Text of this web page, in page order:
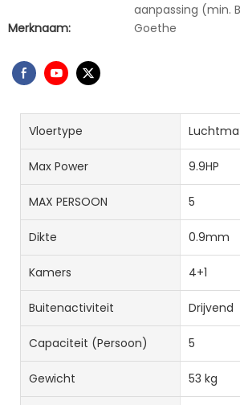
aanpassing (min.
Merknaam:
Goethe
Vloertype
Max Power 9.9HP
MAX PERSOON 5
Dikte 0.9mm
Kamers 4+1
Buitenactiviteit Drijvend
Capaciteit (persoon) 5
Gewicht 53 kg